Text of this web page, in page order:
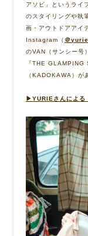
アソビ」というライ
のスタイリングや執
画・アウトドアアイ
Instagram（ ＠
のVAN（サンシー号
『THE GLAMPING
（KADOKAWA）が
▶︎YURIEさんによる